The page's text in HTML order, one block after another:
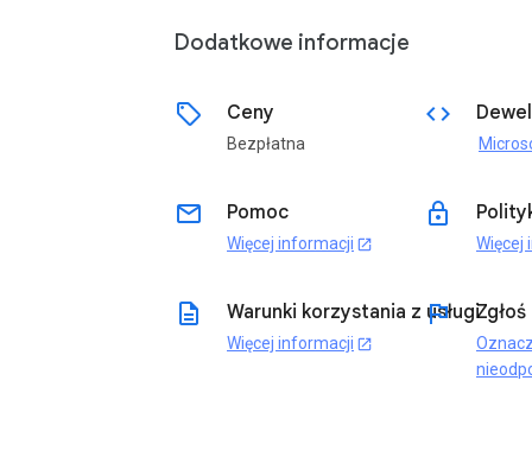
Dodatkowe informacje
sell Ceny
Bezpłatna
code
email Pomoc
Więcej informacji open_in_new
lock
Więcej
description Warunki korzystania z usługi
Więcej informacji open_in_new
flag Zgłoś